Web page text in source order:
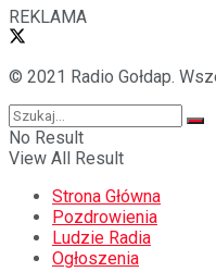
REKLAMA
© 2021 Radio Gołdap.
No Result
View All Result
Strona Główna
Pozdrowienia
Ludzie Radia
Ogłoszenia